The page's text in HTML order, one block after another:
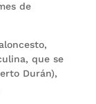
de
que se
Durán),